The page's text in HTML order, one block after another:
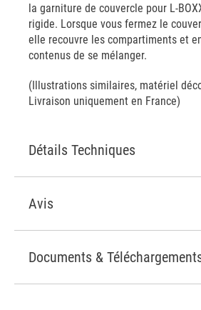
la garniture de couvercle pour L-
rigide. Lorsque vous fermez le
elle recouvre les compartiments et
contenus de se mélanger.
(Illustrations similaires, matériel
Livraison uniquement en France)
Détails Techniques
Avis
Documents &